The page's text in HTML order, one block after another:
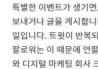
특별한 이벤트가 생기
보내거나 글을 게시합
일입니다. 트윗이 반복
팔로워는 이 때문에 언
와 디지털 마케팅 회사